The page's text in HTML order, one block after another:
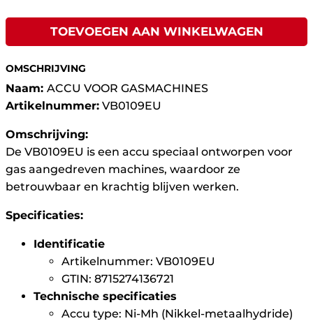
TOEVOEGEN AAN WINKELWAGEN
OMSCHRIJVING
Naam: ACCU VOOR GASMACHINES
Artikelnummer: VB0109EU
Omschrijving:
De VB0109EU is een accu speciaal ontworpen voor
gas aangedreven machines, waardoor ze
betrouwbaar en krachtig blijven werken.
Specificaties:
Identificatie
Artikelnummer: VB0109EU
GTIN: 8715274136721
Technische specificaties
Accu type: Ni-Mh (Nikkel-metaalhydride)